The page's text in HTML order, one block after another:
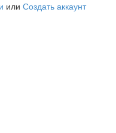
или Создать аккаунт